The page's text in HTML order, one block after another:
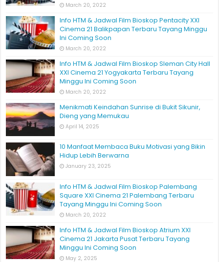
March 20, 2022
Info HTM & Jadwal Film Bioskop Pentacity XXI
Cinema 21 Balikpapan Terbaru Tayang Minggu
Ini Coming Soon
March 20, 2022
Info HTM & Jadwal Film Bioskop Sleman City Hall
XXI Cinema 21 Yogyakarta Terbaru Tayang
Minggu Ini Coming Soon
March 20, 2022
Menikmati Keindahan Sunrise di Bukit Sikunir,
Dieng yang Memukau
April 14, 2025
10 Manfaat Membaca Buku Motivasi yang Bikin
Hidup Lebih Berwarna
January 23, 2025
Info HTM & Jadwal Film Bioskop Palembang
Square XXI Cinema 21 Palembang Terbaru
Tayang Minggu Ini Coming Soon
March 20, 2022
Info HTM & Jadwal Film Bioskop Atrium XXI
Cinema 21 Jakarta Pusat Terbaru Tayang
Minggu Ini Coming Soon
May 2, 2025